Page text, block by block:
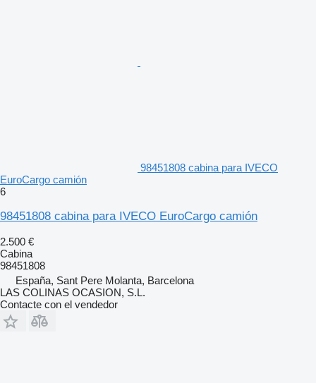
98451808 cabina para IVECO
EuroCargo camión
6
98451808 cabina para IVECO EuroCargo camión
2.500 €
Cabina
98451808
España, Sant Pere Molanta, Barcelona
LAS COLINAS OCASION, S.L.
Contacte con el vendedor